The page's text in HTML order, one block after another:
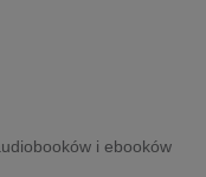
i ebooków